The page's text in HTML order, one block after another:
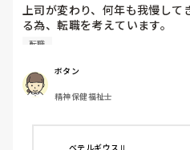
上司が変わり、何年も我慢し
る為、転職を考えています。
納得できる仕事に出会うまでの間
②系列の他職場に移動する
皆さんならどうしますか？
転職
ボタン
精神保健福祉士
ベテルギウスⅡ